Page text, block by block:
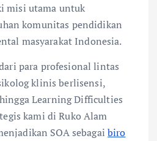
misi utama untuk
komunitas pendidikan
masyarakat Indonesia.
para profesional lintas
klinis berlisensi,
Learning Difficulties
kami di Ruko Alam
SOA sebagai biro